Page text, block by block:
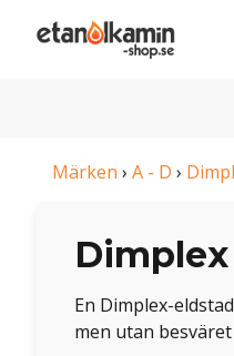
Märken › A - D ›
Dimplex
En Dimplex-
men utan